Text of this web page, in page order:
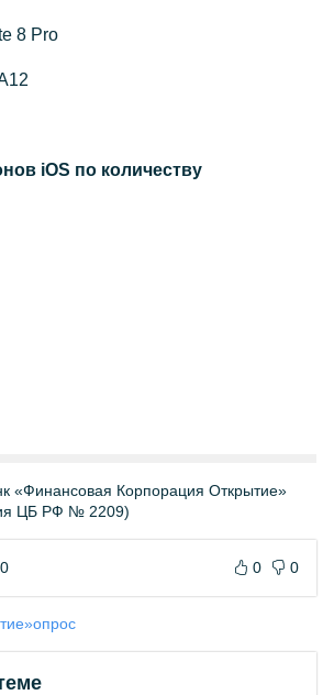
8 Pro
iOS по количеству
«Финансовая Корпорация Открытие»
ЦБ РФ № 2209)
0 0
опрос